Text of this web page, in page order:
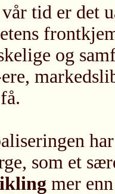
tid er det
og
som et
mer